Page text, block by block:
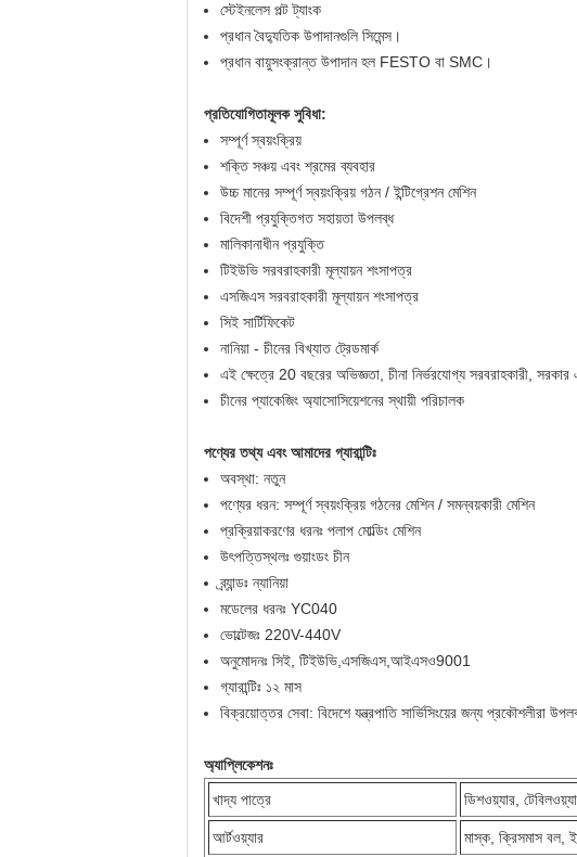
স্টেইনলেস পল্ট ট্যাংক
প্রধান বৈদ্যুতিক উপাদানগুলি সিমেন্স।
প্রধান বায়ুসংক্রান্ত উপাদান হল FESTO বা SMC।
প্রতিযোগিতামূলক সুবিধা:
সম্পূর্ণ স্বয়ংক্রিয়
শক্তি সঞ্চয় এবং শ্রমের ব্যবহার
উচ্চ মানের সম্পূর্ণ স্বয়ংক্রিয় গঠন / ইন্টিগ্রেশন মেশিন
বিদেশী প্রযুক্তিগত সহায়তা উপলব্ধ
মালিকানাধীন প্রযুক্তি
টিইউভি সরবরাহকারী মূল্যায়ন শংসাপত্র
এসজিএস সরবরাহকারী মূল্যায়ন শংসাপত্র
সিই সার্টিফিকেট
নানিয়া - চীনের বিখ্যাত ট্রেডমার্ক
এই ক্ষেত্রে 20 বছরের অভিজ্ঞতা, চীনা নির্ভরযোগ্য সরবরাহকারী, সরকার
চীনের প্যাকেজিং অ্যাসোসিয়েশনের স্থায়ী পরিচালক
পণ্যের তথ্য এবং আমাদের গ্যারান্টিঃ
অবস্থা: নতুন
পণ্যের ধরন: সম্পূর্ণ স্বয়ংক্রিয় গঠনের মেশিন / সমন্বয়কারী মেশিন
প্রক্রিয়াকরণের ধরনঃ পলাপ মোল্ডিং মেশিন
উৎপত্তিস্থলঃ গুয়াংডং চীন
ব্র্যান্ডঃ ন্যানিয়া
মডেলের ধরনঃ YC040
ভোল্টেজঃ 220V-440V
অনুমোদনঃ সিই, টিইউভি,এসজিএস,আইএসও9001
গ্যারান্টিঃ ১২ মাস
বিক্রয়োত্তর সেবা: বিদেশে যন্ত্রপাতি সার্ভিসিংয়ের জন্য প্রকৌশলীরা
অ্যাপ্লিকেশনঃ
খাদ্য পাত্রে
ডিশওয়্যার,
আর্টওয়্যার মাস্ক, ক্রিসমাস বল,